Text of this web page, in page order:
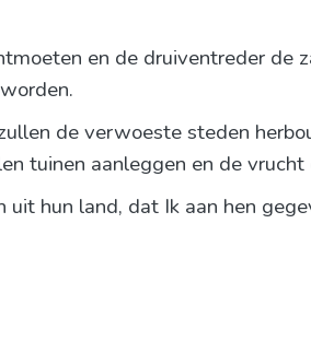
en de druiventreder de
de verwoeste steden
tuinen aanleggen en de vrucht
hun land, dat Ik aan hen